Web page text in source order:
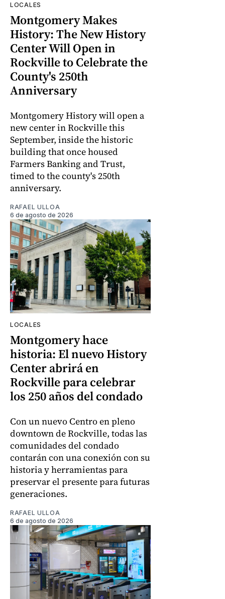
LOCALES
Montgomery Makes
History: The New History
Center Will Open in
Rockville to Celebrate the
County's 250th
Anniversary
Montgomery History will open a
new center in Rockville this
September, inside the historic
building that once housed
Farmers Banking and Trust,
timed to the county's 250th
anniversary.
RAFAEL ULLOA
6 de agosto de 2026
LOCALES
Montgomery hace
historia: El nuevo History
Center abrirá en
Rockville para celebrar
los 250 años del condado
Con un nuevo Centro en pleno
downtown de Rockville, todas las
comunidades del condado
contarán con una conexión con su
historia y herramientas para
preservar el presente para futuras
generaciones.
RAFAEL ULLOA
6 de agosto de 2026